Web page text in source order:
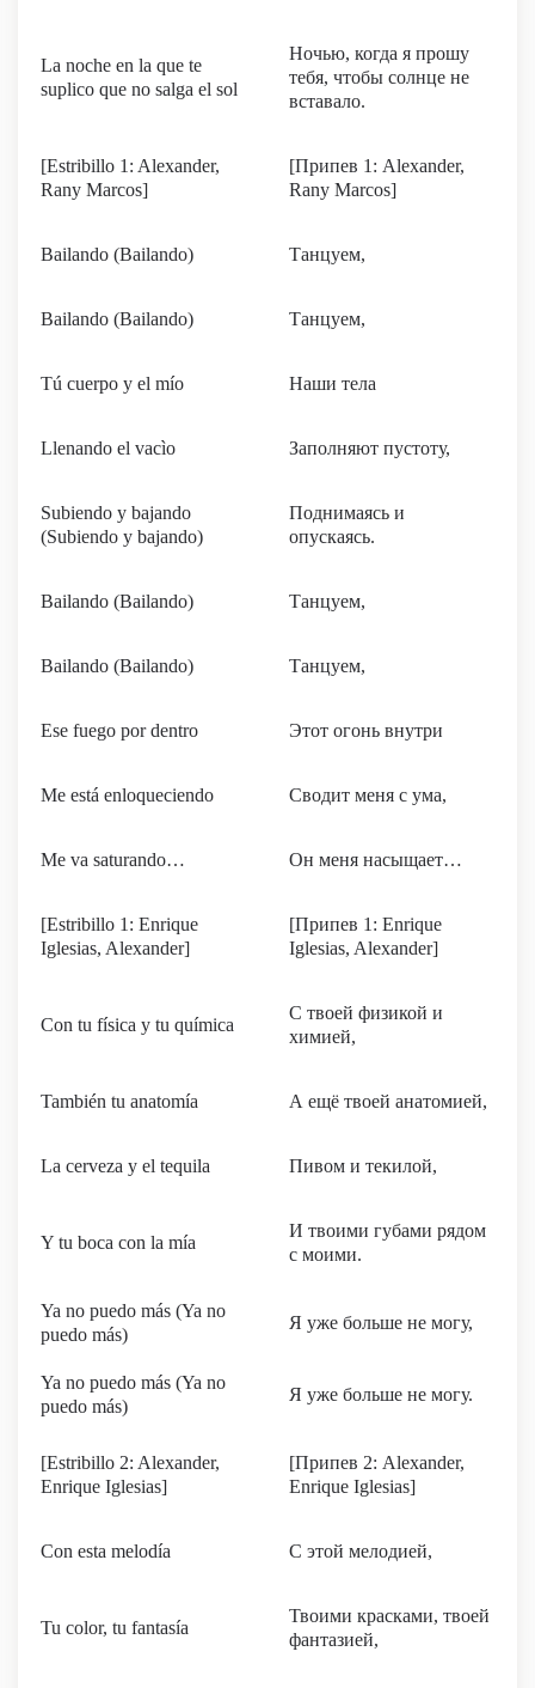
La noche en la que te
suplico que no salga el sol
Ночью, когда я прошу
тебя, чтобы солнце не
вставало.
[Estribillo 1: Alexander,
Rany Marcos]
[Припев 1: Alexander,
Rany Marcos]
Bailando (Bailando) Танцуем,
Bailando (Bailando) Танцуем,
Tú cuerpo y el mío Наши тела
Llenando el vacìo Заполняют пустоту,
Subiendo y bajando
(Subiendo y bajando)
Поднимаясь и
опускаясь.
Bailando (Bailando) Танцуем,
Bailando (Bailando) Танцуем,
Ese fuego por dentro Этот огонь внутри
Me está enloqueciendo Сводит меня с ума,
Me va saturando… Он меня насыщает…
[Estribillo 1: Enrique
Iglesias, Alexander]
[Припев 1: Enrique
Iglesias, Alexander]
Con tu física y tu química
С твоей физикой и
химией,
También tu anatomía А ещё твоей анатомией,
La cerveza y el tequila Пивом и текилой,
Y tu boca con la mía
И твоими губами рядом
с моими.
Ya no puedo más (Ya no
puedo más)
Я уже больше не могу,
Ya no puedo más (Ya no
puedo más)
Я уже больше не могу.
[Estribillo 2: Alexander,
Enrique Iglesias]
[Припев 2: Alexander,
Enrique Iglesias]
Con esta melodía С этой мелодией,
Tu color, tu fantasía
Твоими красками, твоей
фантазией,